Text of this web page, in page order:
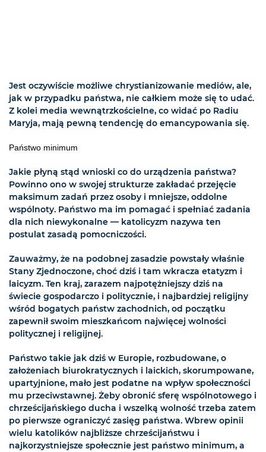
Jest oczywiście możliwe chrystianizowanie mediów, ale,
jak w przypadku państwa, nie całkiem może się to udać.
Z kolei media wewnątrzkościelne, co widać po Radiu
Maryja, mają pewną tendencję do emancypowania się.
Państwo minimum
Jakie płyną stąd wnioski co do urządzenia państwa?
Powinno ono w swojej strukturze zakładać przejęcie
maksimum zadań przez osoby i mniejsze, oddolne
wspólnoty. Państwo ma im pomagać i spełniać zadania
dla nich niewykonalne — katolicyzm nazywa ten
postulat zasadą pomocniczości.
Zauważmy, że na podobnej zasadzie powstały właśnie
Stany Zjednoczone, choć dziś i tam wkracza etatyzm i
laicyzm. Ten kraj, zarazem najpotężniejszy dziś na
świecie gospodarczo i politycznie, i najbardziej religijny
wśród bogatych państw zachodnich, od początku
zapewnił swoim mieszkańcom najwięcej wolności
politycznej i religijnej.
Państwo takie jak dziś w Europie, rozbudowane, o
założeniach biurokratycznych i laickich, skorumpowane,
upartyjnione, mało jest podatne na wpływ społeczności
mu przeciwstawnej. Żeby obronić sferę wspólnotowego i
chrześcijańskiego ducha i wszelką wolność trzeba zatem
po pierwsze ograniczyć zasięg państwa. Wbrew opinii
wielu katolików najbliższe chrześcijaństwu i
najkorzystniejsze społecznie jest państwo minimum, a